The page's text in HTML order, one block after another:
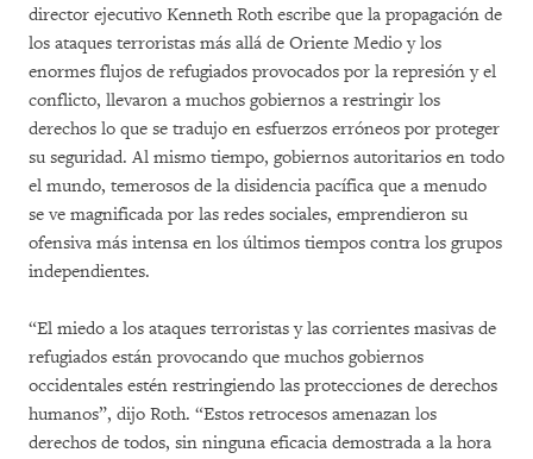
director ejecutivo Kenneth Roth escribe que la propagación de
los ataques terroristas más allá de Oriente Medio y los
enormes flujos de refugiados provocados por la represión y el
conflicto, llevaron a muchos gobiernos a restringir los
derechos lo que se tradujo en esfuerzos erróneos por proteger
su seguridad. Al mismo tiempo, gobiernos autoritarios en todo
el mundo, temerosos de la disidencia pacífica que a menudo
se ve magnificada por las redes sociales, emprendieron su
ofensiva más intensa en los últimos tiempos contra los grupos
independientes.
“El miedo a los ataques terroristas y las corrientes masivas de
refugiados están provocando que muchos gobiernos
occidentales estén restringiendo las protecciones de derechos
humanos”, dijo Roth. “Estos retrocesos amenazan los
derechos de todos, sin ninguna eficacia demostrada a la hora